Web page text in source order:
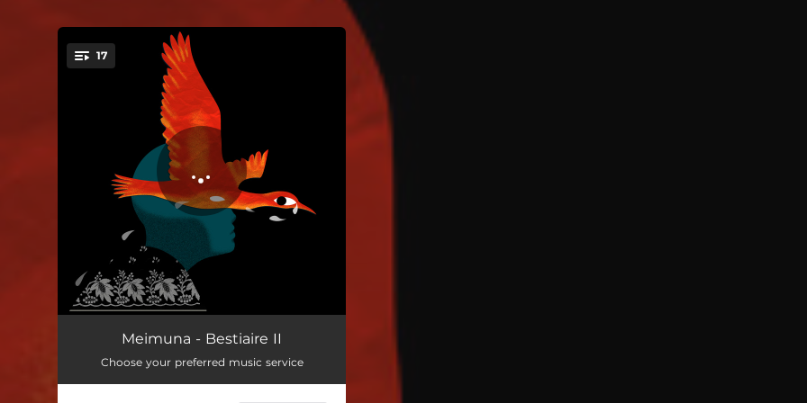
You're all set!
17
Au-Delà
Dans le Noir 04:34
Meimuna - Bestiaire II
Choose your preferred music service